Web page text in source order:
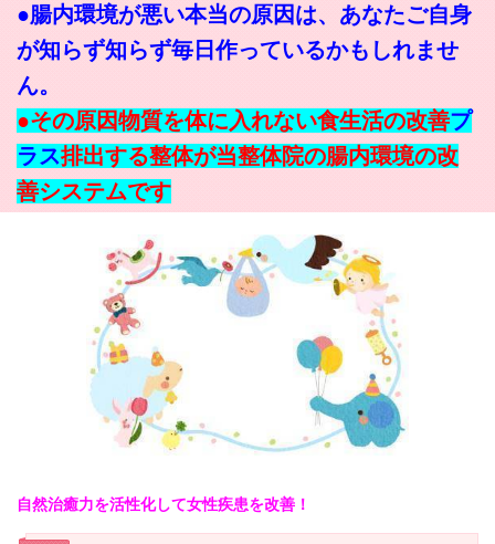
●腸内環境が悪い本当の原因は、あなたご自身
が知らず知らず毎日作っているかもしれませ
ん。
●その原因物質を体に入れない食生活の改善プ
ラス排出する整体が当整体院の腸内環境の改
善システムです
自然治癒力を活性化して女性疾患を改善！